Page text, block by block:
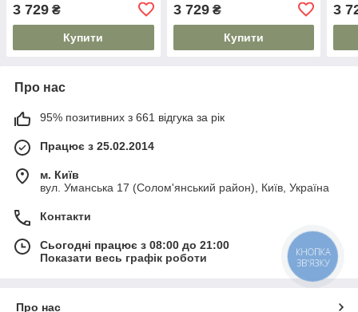
3 729 ₴
Купити
3 729₴
Купити
3
Про нас
95% позитивних з 661 відгука за рік
Працює з 25.02.2014
м. Київ
вул. Уманська 17 (Солом'янський район), Київ, Україна
Контакти
Сьогодні працює з 08:00 до 21:00
Показати весь графік роботи
Про нас
КНОПКА
ЗВ'ЯЗКУ